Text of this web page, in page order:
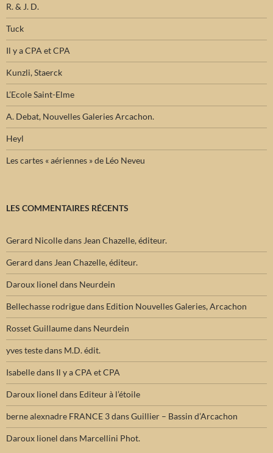
R. & J. D.
Tuck
Il y a CPA et CPA
Kunzli, Staerck
L’Ecole Saint-Elme
A. Debat, Nouvelles Galeries Arcachon.
Heyl
Les cartes « aériennes » de Léo Neveu
LES COMMENTAIRES RÉCENTS
Gerard Nicolledans Jean Chazelle, éditeur.
Gerard dans Jean Chazelle, éditeur.
Daroux lionel dans Neurdein
Bellechasse rodriguedans Edition Nouvelles Galeries, Arcachon
Rosset Guillaumedans Neurdein
yves testedans M.D. édit.
Isabelledans Il y a CPA et CPA
Daroux lionel dans Editeur à l’étoile
berne alexnadre FRANCE 3dansGuillier – Bassin d’Arcachon
Daroux lionel dans Marcellini Phot.